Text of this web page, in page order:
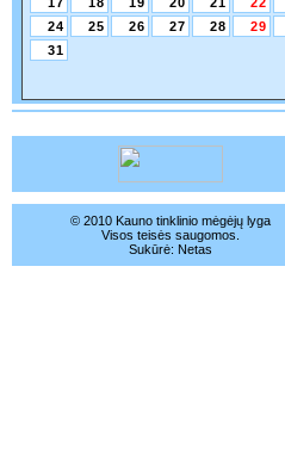
24
25 26 27 28 29
31
© 2010 Kauno tinklinio mėgėjų lyga
Visos teisės saugomos.
Sukūrė: Netas